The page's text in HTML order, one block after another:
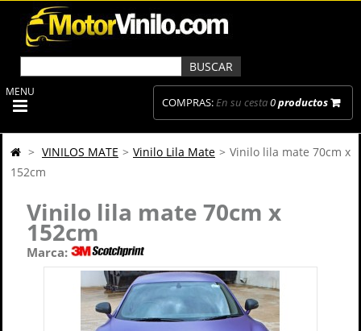
COMPRAS:En su cesta0productos
MENU
> VINILOS MATE > Vinilo Lila Mate > Vinilo lila mate 70cm x
152cm
Vinilo lila mate 70cm x
152cm
Marca: